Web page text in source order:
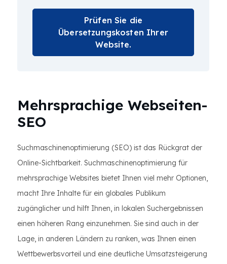
Prüfen Sie die
Übersetzungskosten Ihrer
Website.
Mehrsprachige Webseiten-
SEO
Suchmaschinenoptimierung (SEO) ist das Rückgrat der
Online-Sichtbarkeit. Suchmaschinenoptimierung für
mehrsprachige Websites bietet Ihnen viel mehr Optionen,
macht Ihre Inhalte für ein globales Publikum
zugänglicher und hilft Ihnen, in lokalen Suchergebnissen
einen höheren Rang einzunehmen. Sie sind auch in der
Lage, in anderen Ländern zu ranken, was Ihnen einen
Wettbewerbsvorteil und eine deutliche Umsatzsteigerung